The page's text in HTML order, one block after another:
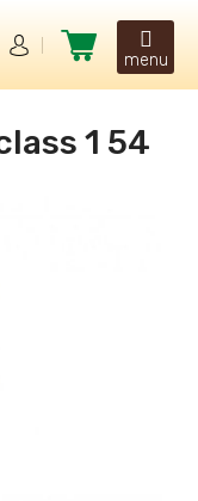
Nákupní
košík
1 54